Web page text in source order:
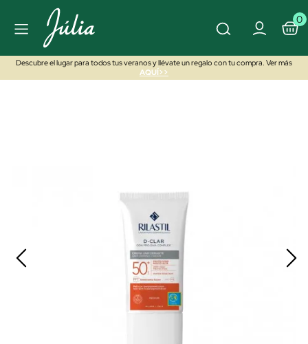
0
Descubre el lugar para todos tus veranos y llévate un regalo con tu compra. Ver más
AQUÍ>>